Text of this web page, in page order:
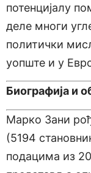
потенцијалу
деле многи
политички
уопште и у
Биографија и
Марко Зани
(5194
подацима из